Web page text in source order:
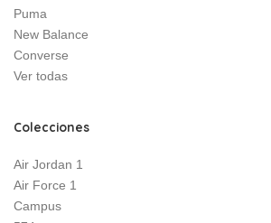
Puma
New Balance
Converse
Ver todas
Colecciones
Air Jordan 1
Air Force 1
Campus